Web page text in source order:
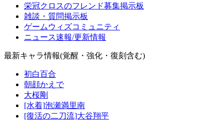
栄冠クロスのフレンド募集掲示板
雑談・質問掲示板
ゲームウィズコミュニティ
ニュース速報/更新情報
最新キャラ情報(覚醒・強化・復刻含む)
初白百合
朝顔かえで
大桜剛
[水着]泡瀬満里南
[復活の二刀流]大谷翔平